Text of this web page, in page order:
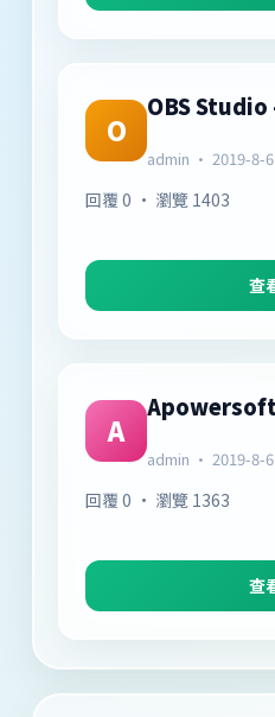
O
admin · 2019-8-6
回覆 0 · 瀏覽 1403
查
A
Apowersoft
admin · 2019-8-6
回覆 0 · 瀏覽 1363
查